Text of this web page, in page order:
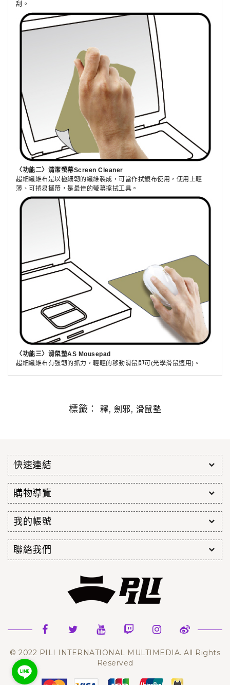
刮。
〈功能二〉清潔螢幕Screen Cleaner
超細纖維布是以極細韌的纖維製成，可當作拭鏡布使用，使用上輕
薄、可捲易攜帶，是最佳的螢幕擦拭工具。
〈功能三〉滑鼠墊AS Mousepad
超細纖維布有強韌的抓力，輕輕的移動滑鼠即可(光學滑鼠適用)。
標籤： 釋, 劍邪, 滑鼠墊
快速連結
購物導覽
我的帳號
聯絡我們
© 2022 PILI INTERNATIONAL MULTIMEDIA. All Rights
Reserved